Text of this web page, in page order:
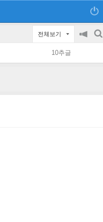
전체보기
공
on/off
검
10추글